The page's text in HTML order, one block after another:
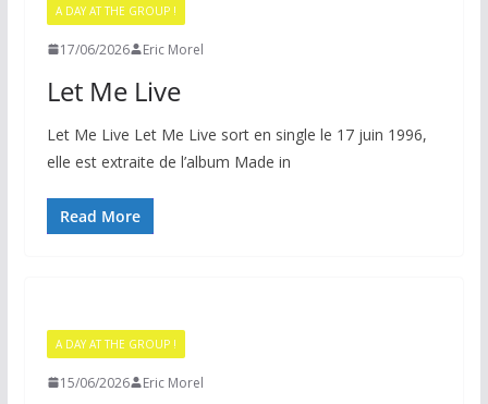
A DAY AT THE GROUP !
17/06/2026 Eric Morel
Let Me Live
Let Me Live Let Me Live sort en single le 17 juin 1996,
elle est extraite de l’album Made in
Read More
A DAY AT THE GROUP !
15/06/2026 Eric Morel